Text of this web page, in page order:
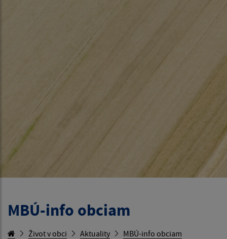
MBÚ-info obciam
Život v obci Aktuality MBÚ-info obciam